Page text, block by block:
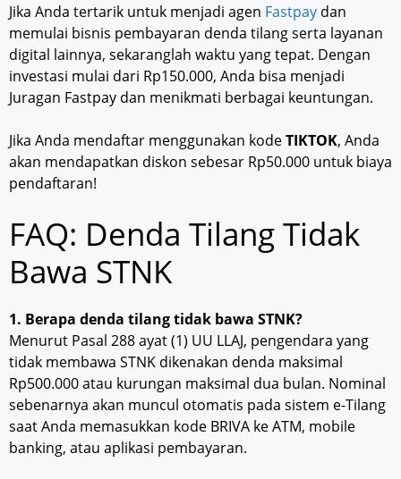
Jika Anda tertarik untuk menjadi agen Fastpay dan
memulai bisnis pembayaran denda tilang serta layanan
digital lainnya, sekaranglah waktu yang tepat. Dengan
investasi mulai dari Rp150.000, Anda bisa menjadi
Juragan Fastpay dan menikmati berbagai keuntungan.
Jika Anda mendaftar menggunakan kodeTIKTOK, Anda
akan mendapatkan diskon sebesar Rp50.000 untuk biaya
pendaftaran!
FAQ: Denda Tilang Tidak
Bawa STNK
1. Berapa denda tilang tidak bawa STNK?
Menurut Pasal 288 ayat (1) UU LLAJ, pengendara yang
tidak membawa STNK dikenakan denda maksimal
Rp500.000 atau kurungan maksimal dua bulan. Nominal
sebenarnya akan muncul otomatis pada sistem e-Tilang
saat Anda memasukkan kode BRIVA ke ATM, mobile
banking, atau aplikasi pembayaran.